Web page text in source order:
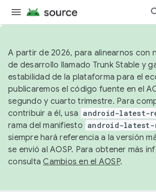
A partir de 2026, para alinearnos con
de desarrollo llamado Trunk Stable y
estabilidad de la plataforma para el
publicaremos el código fuente en el
segundo y cuarto trimestre. Para
contribuir a él, usa android-latest-
rama del manifiesto android-latest-
siempre hará referencia a la versión
se envió al AOSP. Para obtener más
consultaCambios en el AOSP.